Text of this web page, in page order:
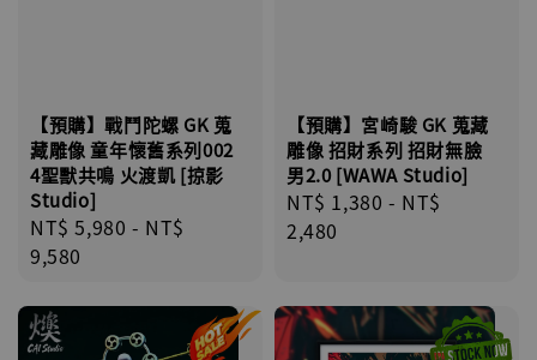
【預購】戰鬥陀螺 GK 蒐
藏雕像 童年懷舊系列002
4聖獸共鳴 火渡凱 [掠影
Studio]
Regular
price
NT$ 5,980 - NT$
9,580
【預購】宮崎駿 GK 蒐藏
雕像 招財系列 招財無臉
男2.0 [WAWA Studio]
Regular
price
NT$ 1,380 - NT$
2,480